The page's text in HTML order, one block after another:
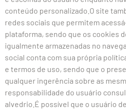
conteúdo personalizado.O site
redes sociais que permitem
plataforma, sendo que os cookies
igualmente armazenadas no
social conta com sua própria
e termos de uso, sendo que o
qualquer ingerência sobre as
responsabilidade do usuário
alvedrio.É possível que o usuário